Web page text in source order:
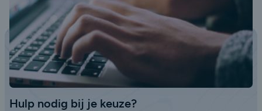
Hulp nodig bij je keuze?